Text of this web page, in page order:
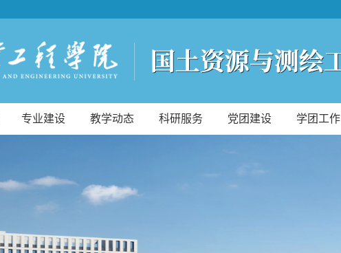
专业建设 教学动态 科研服务 党团建设 学团工作